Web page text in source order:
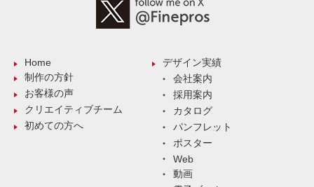
Home
制作の方針
お客様の声
クリエイティブチーム
初めての方へ
デザイン実績
会社案内
採用案内
カタログ
パンフレット
ポスター
Web
動画